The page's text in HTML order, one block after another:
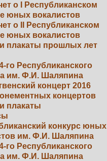
о I Республиканском
юных вокалистов
о II Республиканском
юных вокалистов
плакаты прошлых лет
го Республиканского
им. Ф.И. Шаляпина
концерт 2016
концертов
плакаты
конкурс юных
им. Ф.И. Шаляпина
го Республиканского
им. Ф.И. Шаляпина